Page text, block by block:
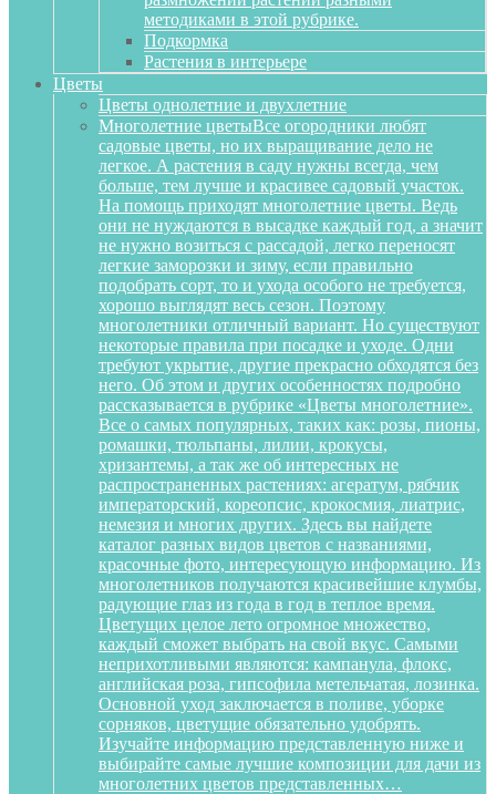
методиками в этой рубрике.
Подкормка
Растения в интерьере
Цветы
Цветы однолетние и двухлетние
Многолетние цветыВсе огородники любят
садовые цветы, но их выращивание дело не
легкое. А растения в саду нужны всегда, чем
больше, тем лучше и красивее садовый участок.
На помощь приходят многолетние цветы. Ведь
они не нуждаются в высадке каждый год, а значит
не нужно возиться с рассадой, легко переносят
легкие заморозки и зиму, если правильно
подобрать сорт, то и ухода особого не требуется,
хорошо выглядят весь сезон. Поэтому
многолетники отличный вариант. Но существуют
некоторые правила при посадке и уходе. Одни
требуют укрытие, другие прекрасно обходятся без
него. Об этом и других особенностях подробно
рассказывается в рубрике «Цветы многолетние».
Все о самых популярных, таких как: розы, пионы,
ромашки, тюльпаны, лилии, крокусы,
хризантемы, а так же об интересных не
распространенных растениях: агератум, рябчик
императорский, кореопсис, крокосмия, лиатрис,
немезия и многих других. Здесь вы найдете
каталог разных видов цветов с названиями,
красочные фото, интересующую информацию. Из
многолетников получаются красивейшие клумбы,
радующие глаз из года в год в теплое время.
Цветущих целое лето огромное множество,
каждый сможет выбрать на свой вкус. Самыми
неприхотливыми являются: кампанула, флокс,
английская роза, гипсофила метельчатая, лозинка.
Основной уход заключается в поливе, уборке
сорняков, цветущие обязательно удобрять.
Изучайте информацию представленную ниже и
выбирайте самые лучшие композиции для дачи из
многолетних цветов представленных…